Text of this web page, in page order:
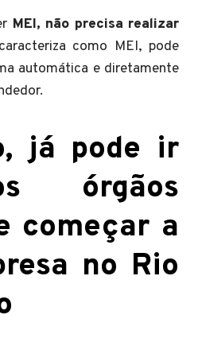
MEI, não precisa realizar
como MEI, pode
automática e diretamente
já pode ir
órgãos
começar a
no Rio